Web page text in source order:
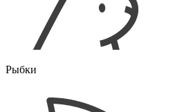
Рыбки